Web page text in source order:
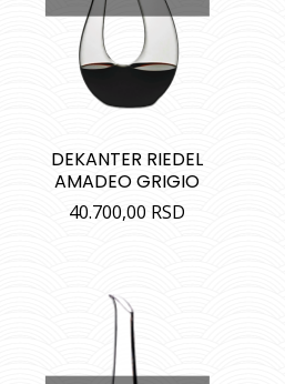
DEKANTER RIEDEL
AMADEO GRIGIO
40.700,00 RSD